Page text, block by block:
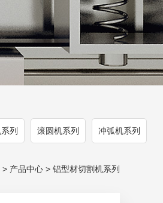
列 滚圆机系列 冲弧机系列
> 产品中心 > 铝型材切割机系列